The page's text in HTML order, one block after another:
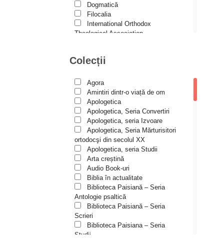
Andreea Ogăraru
Andreea și Ana Maria
Lemnaru
Andrei Macar
Andrew Stephen Damick
Anthony Stehlin
Araz Veliev
Arhid. dr. Iulian-Ciprian Rusu
Arhid. John Chryssavgis
Arhid. Laurean Mircea
Arhid. lect. univ. dr. Adrian-
Sorin Mihalache
Arhidiacon Alexandru Grigoraș
Arhim. Athanasie
Stavrovouniotul
Arhim. Clement Haralam
Dogmatică
Filocalia
International Orthodox
Theological Association
Liturgică şi Pastorală
Pateric
Patristică
Pelerinaje/Turism
Poezie și proză creștină
Predici/Omilii
Psihoterapie ortodoxă
Religie, știință, filosofie
Sănătate/Stil de viaţă
Spiritualitate ortodoxă
Studii
Vieți de sfinți
Colecții
Agora
Amintiri dintr-o viață de om
Apologetica
Apologetica, Seria Convertiri
Apologetica, seria Izvoare
Apologetica, Seria Mărturisitori
ortodocşi din secolul XX
Apologetica, seria Studii
Arta creștină
Audio Book-uri
Biblia în actualitate
Biblioteca Paisiană – Seria
Antologie psaltică
Biblioteca Paisiană – Seria
Scrieri
Biblioteca Paisiana – Seria
Studii